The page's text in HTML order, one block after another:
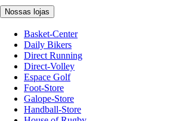
Nossas lojas
Basket-Center
Daily Bikers
Direct Running
Direct-Volley
Espace Golf
Foot-Store
Galope-Store
Handball-Store